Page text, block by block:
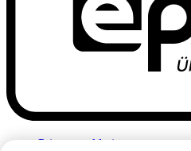
Privacyverklaring